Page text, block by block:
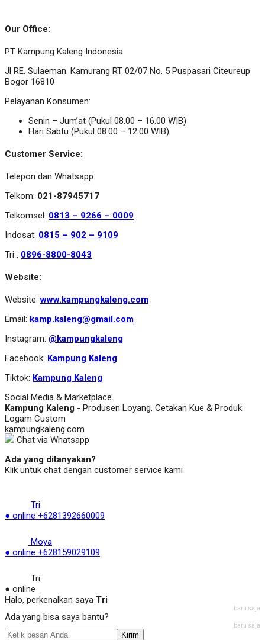
Our Office:
PT Kampung Kaleng Indonesia
Jl RE. Sulaeman. Kamurang RT 02/07 No. 5 Puspasari Citeureup
Bogor 16810
Pelayanan Konsumen:
Senin – Jum’at (Pukul 08.00 – 16.00 WIB)
Hari Sabtu (Pukul 08.00 – 12.00 WIB)
Customer Service:
Telepon dan Whatsapp:
Telkom: 021-87945717
Telkomsel: 0813 – 9266 – 0009
Indosat: 0815 – 902 – 9109
Tri : 0896-8800-8043
Website:
Website:www.kampungkaleng.com
Email: kamp.kaleng@gmail.com
Instagram: @kampungkaleng
Facebook: Kampung Kaleng
Tiktok: Kampung Kaleng
Social Media & Marketplace
Kampung Kaleng - Produsen Loyang, Cetakan Kue & Produk
Logam Custom
kampungkaleng.com
Chat via Whatsapp
Ada yang ditanyakan?
Klik untuk chat dengan customer service kami
Tri
● online +6281392660009
Moya
● online +628159029109
Tri
● online
Halo, perkenalkan saya Tri
baru saja
Ada yang bisa saya bantu?
baru saja
Kirim